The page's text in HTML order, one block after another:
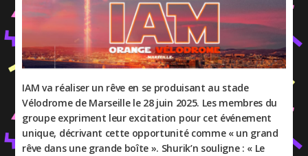
IAM va réaliser un rêve en se produisant au stade
Vélodrome de Marseille le 28 juin 2025. Les membres du
groupe expriment leur excitation pour cet événement
unique, décrivant cette opportunité comme « un grand
rêve dans une grande boîte ». Shurik’n souligne : « Le